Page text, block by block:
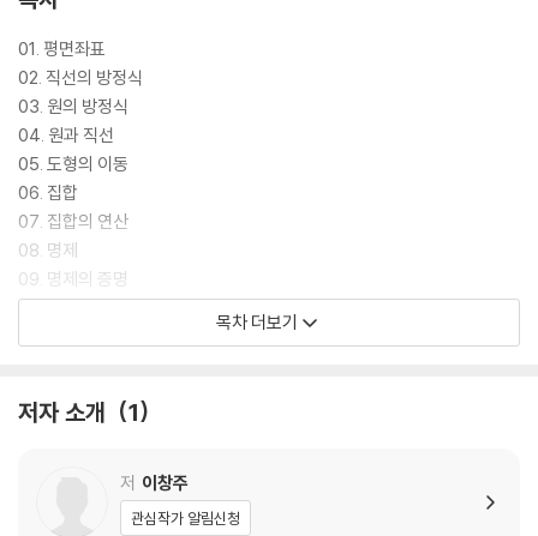
01. 평면좌표
02. 직선의 방정식
03. 원의 방정식
04. 원과 직선
05. 도형의 이동
06. 집합
07. 집합의 연산
08. 명제
09. 명제의 증명
10. 함수
목차 더보기
저자 소개 1
저 이창주
관심작가 알림신청